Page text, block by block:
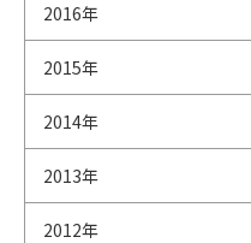
2016年
2015年
2014年
2013年
2012年